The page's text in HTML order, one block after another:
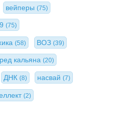
вейперы (75)
(75)
(58) ВОЗ (39)
кальяна (20)
ДНК (8) насвай(7)
(2)